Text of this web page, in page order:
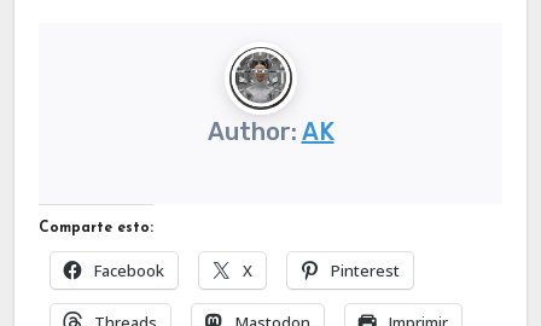
Author: AK
Comparte esto:
Facebook X Pinterest